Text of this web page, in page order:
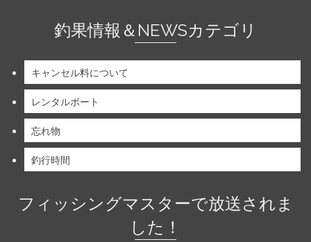
釣果情報＆NEWSカテゴリ
キャンセル料について
レンタルボート
忘れ物
釣行時間
フィッシングマスターで放送されま
した！